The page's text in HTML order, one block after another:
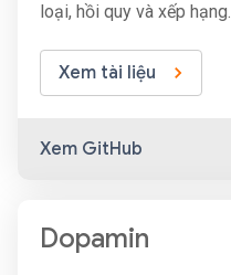
loại, hồi quy và xếp hạng.
Xem tài liệu
Xem GitHub
Dopamin